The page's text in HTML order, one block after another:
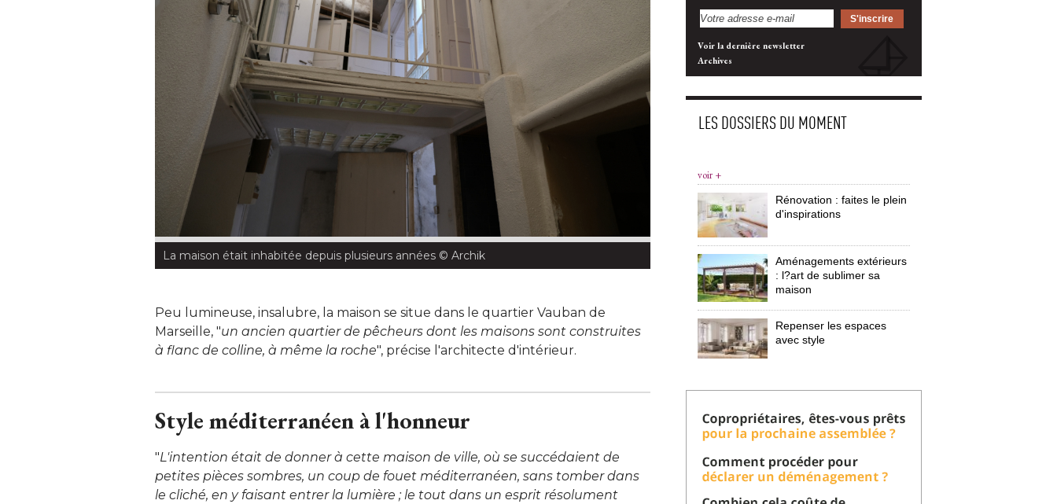
La maison était inhabitée depuis plusieurs années © Archik
Peu lumineuse, insalubre, la maison se situe dans le quartier Vauban de
Marseille, "un ancien quartier de pêcheurs dont les maisons sont construites
à flanc de colline, à même la roche", précise l'architecte d'intérieur.
Style méditerranéen à l'honneur
"L'intention était de donner à cette maison de ville, où se succédaient de
petites pièces sombres, un coup de fouet méditerranéen, sans tomber dans
le cliché, en y faisant entrer la lumière ; le tout dans un esprit résolument
Voir la dernière newsletter
Archives
LES DOSSIERS DU MOMENT
voir +
Rénovation : faites le plein
d'inspirations
Aménagements extérieurs
: l?art de sublimer sa
maison
Repenser les espaces
avec style